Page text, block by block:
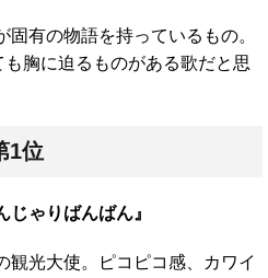
固有の物語を持っているもの。
胸に迫るものがある歌だと思
1位
じゃりばんばん』
観光大使。ピコピコ感、カワイ